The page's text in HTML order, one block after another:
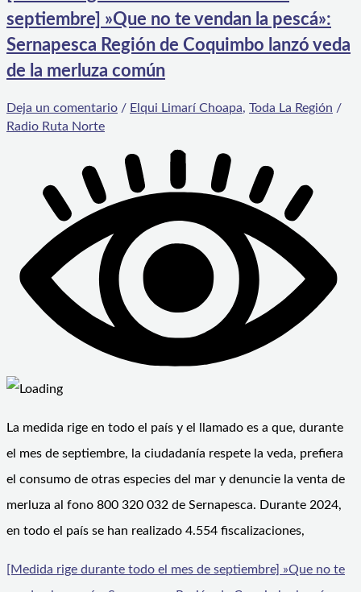
septiembre] »Que no te vendan la pescá»:
Sernapesca Región de Coquimbo lanzó veda
de la merluza común
Deja un comentario / Elqui Limarí Choapa, Toda La Región /
Radio Ruta Norte
La medida rige en todo el país y el llamado es a que, durante
el mes de septiembre, la ciudadanía respete la veda, prefiera
el consumo de otras especies del mar y denuncie la venta de
merluza al fono 800 320 032 de Sernapesca. Durante 2024,
en todo el país se han realizado 4.554 fiscalizaciones,
[Medida rige durante todo el mes de septiembre] »Que no te